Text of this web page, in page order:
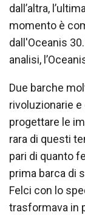
dall’altra,
momento è
dall'Oceanis
analisi,
Due barche
rivoluzionarie
progettare le
rara di questi
pari di quanto
prima barca di
Felci con lo
trasformava in